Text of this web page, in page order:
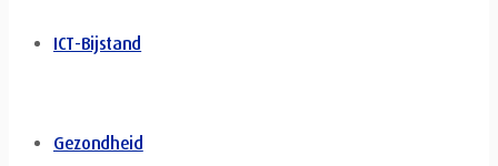
ICT-Bijstand
Gezondheid